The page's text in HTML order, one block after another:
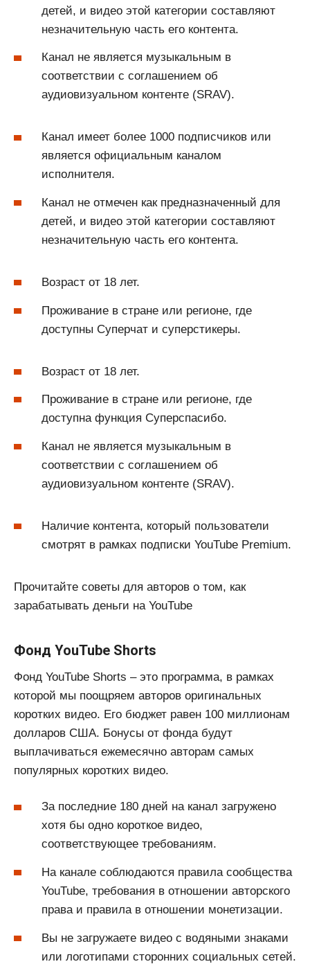
детей, и видео этой категории составляют
незначительную часть его контента.
Канал не является музыкальным в
соответствии с соглашением об
аудиовизуальном контенте (SRAV).
Канал имеет более 1000 подписчиков или
является официальным каналом
исполнителя.
Канал не отмечен как предназначенный для
детей, и видео этой категории составляют
незначительную часть его контента.
Возраст от 18 лет.
Проживание в стране или регионе, где
доступны Суперчат и суперстикеры.
Возраст от 18 лет.
Проживание в стране или регионе, где
доступна функция Суперспасибо.
Канал не является музыкальным в
соответствии с соглашением об
аудиовизуальном контенте (SRAV).
Наличие контента, который пользователи
смотрят в рамках подписки YouTube Premium.
Прочитайте советы для авторов о том, как
зарабатывать деньги на YouTube
Фонд YouTube Shorts
Фонд YouTube Shorts – это программа, в рамках
которой мы поощряем авторов оригинальных
коротких видео. Его бюджет равен 100 миллионам
долларов США. Бонусы от фонда будут
выплачиваться ежемесячно авторам самых
популярных коротких видео.
За последние 180 дней на канал загружено
хотя бы одно короткое видео,
соответствующее требованиям.
На канале соблюдаются правила сообщества
YouTube, требования в отношении авторского
права и правила в отношении монетизации.
Вы не загружаете видео с водяными знаками
или логотипами сторонних социальных сетей.